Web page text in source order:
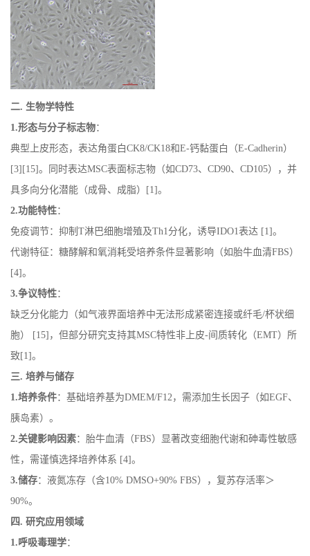
二. 生物学特性
1.形态与分子标志物：
典型上皮形态，表达角蛋白CK8/CK18和E-钙黏蛋白（E-Cadherin）
[3][15]。同时表达MSC表面标志物（如CD73、 CD90、 CD105），并
具多向分化潜能（成骨、成脂） [1]。
2.功能特性：
免疫调节：抑制 T淋巴细胞增殖及Th1 分化，诱导IDO1 表达 [1]。
代谢特征：糖酵解和氧消耗受培养条件显著影响（如胎牛血清FBS）
[4]。
3.争议特性：
缺乏分化能力（如气液界面培养中无法形成紧密连接或纤毛/杯状细
胞） [15] ，但部分研究支持其MSC特性非上皮-间质转化（EMT）所
致[1]。
三. 培养与储存
1.培养条件：基础培养基为DMEM/F12 ，需添加生长因子（如EGF、
胰岛素）。
2.关键影响因素：胎牛血清（FBS）显著改变细胞代谢和砷毒性敏感
性，需谨慎选择培养体系 [4]。
3.储存：液氮冻存（含10% DMSO+90% FBS），复苏存活率＞
90%。
四. 研究应用领域
1.呼吸毒理学：